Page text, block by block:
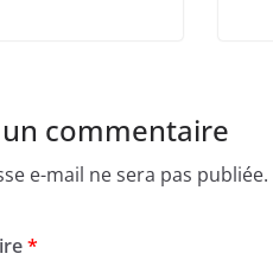
commentaire
e-mail ne sera pas publiée.
*